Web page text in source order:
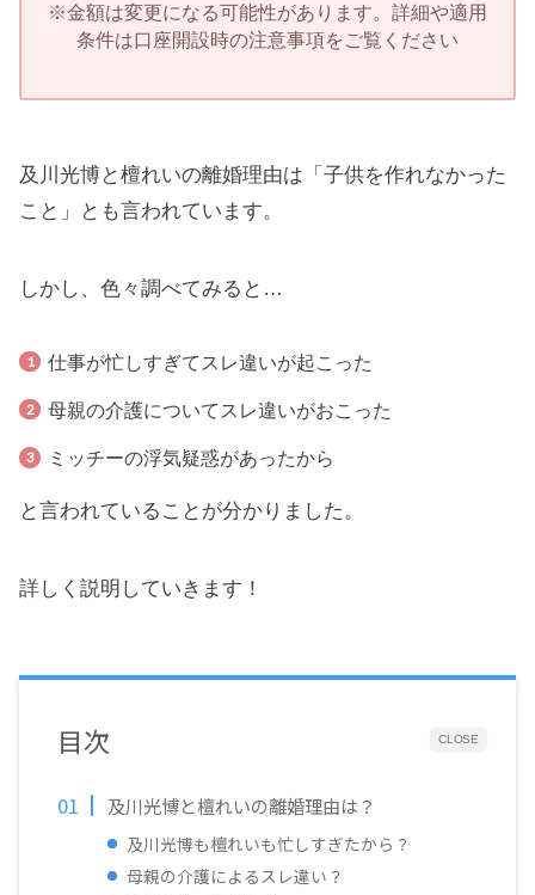
※金額は変更になる可能性があります。詳細や適用
条件は口座開設時の注意事項をご覧ください
及川光博と檀れいの離婚理由は「子供を作れなかった
こと」とも言われています。
しかし、色々調べてみると…
仕事が忙しすぎてスレ違いが起こった
母親の介護についてスレ違いがおこった
ミッチーの浮気疑惑があったから
と言われていることが分かりました。
詳しく説明していきます！
CLOSE
目次
及川光博と檀れいの離婚理由は？
及川光博も檀れいも忙しすぎたから？
母親の介護によるスレ違い？